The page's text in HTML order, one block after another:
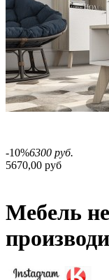
-10%6300 руб.
5670,00 руб
Мебель